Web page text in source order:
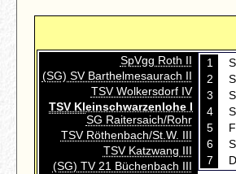
SpVgg Roth II
(SG) SV Barthelmesaurach II
TSV Wolkersdorf IV
TSV Kleinschwarzenlohe I
SG Raitersaich/Rohr
TSV Röthenbach/St.W. III
TSV Katzwang III
(SG) TV 21 Büchenbach III
1
2
3
4
5
6
7